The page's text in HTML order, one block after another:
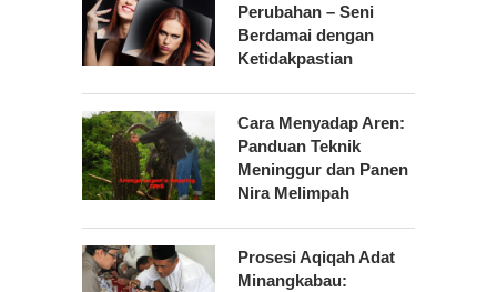
Perubahan – Seni
Berdamai dengan
Ketidakpastian
Cara Menyadap Aren:
Panduan Teknik
Meninggur dan Panen
Nira Melimpah
Prosesi Aqiqah Adat
Minangkabau: